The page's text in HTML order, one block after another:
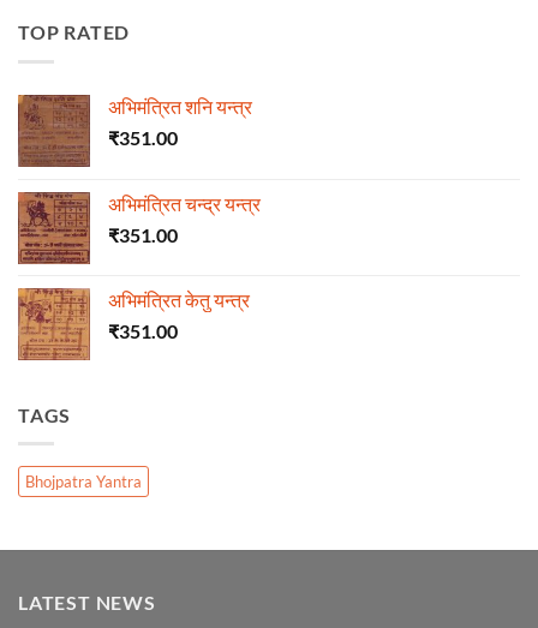
TOP RATED
अभिमंत्रित शनि यन्त्र
₹351.00
अभिमंत्रित चन्द्र यन्त्र
₹351.00
अभिमंत्रित केतु यन्त्र
₹351.00
TAGS
Bhojpatra Yantra
LATEST NEWS